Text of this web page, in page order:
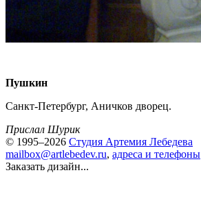
Пушкин
Санкт-Петербург, Аничков дворец.
Прислал Шурик
© 1995–2026 Студия Артемия Лебедева
mailbox@artlebedev.ru, адреса и телефоны
Заказать дизайн...